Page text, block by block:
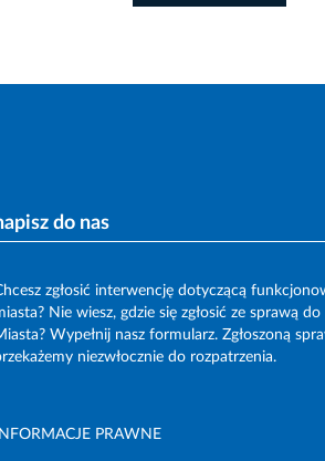
do nas
zgłosić interwencję dotyczącą
Nie wiesz, gdzie się zgłosić ze sprawą do
Wypełnij nasz formularz. Zgłoszoną
niezwłocznie do rozpatrzenia.
INFORMACJE PRAWNE